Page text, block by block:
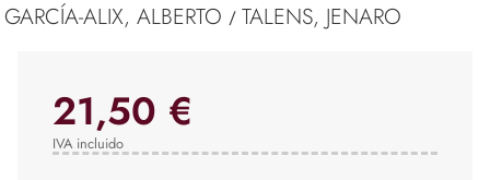
GARCÍA-ALIX, ALBERTO / TALENS, JENARO
21,50 €
IVA incluido